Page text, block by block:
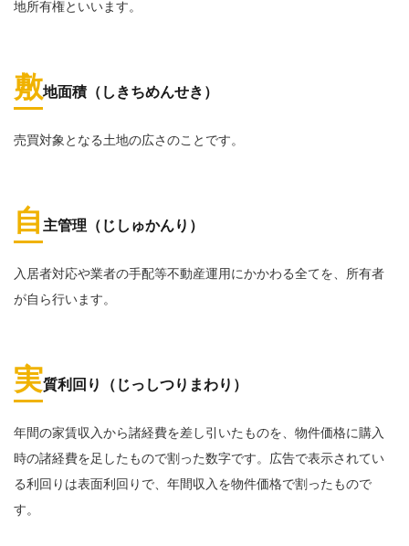
地所有権といいます。
敷地面積（しきちめんせき）
売買対象となる土地の広さのことです。
自 主管理（じしゅかんり）
入居者対応や業者の手配等不動産運用にかかわる全てを、所有者
が自ら行います。
実質利回り（じっしつりまわり）
年間の家賃収入から諸経費を差し引いたものを、物件価格に購入
時の諸経費を足したもので割った数字です。広告で表示されてい
る利回りは表面利回りで、年間収入を物件価格で割ったもので
す。